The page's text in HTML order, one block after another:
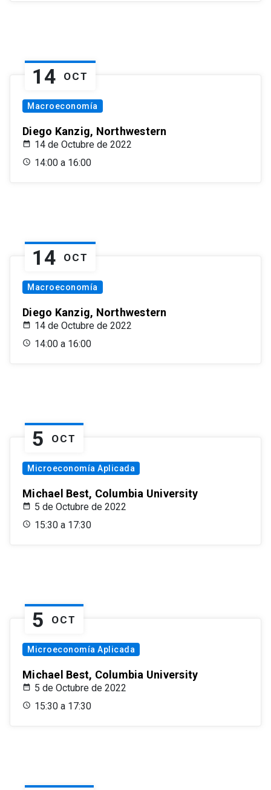
14 OCT
Macroeconomía
Diego Kanzig, Northwestern
14 de Octubre de 2022
14:00 a 16:00
14 OCT
Macroeconomía
Diego Kanzig, Northwestern
14 de Octubre de 2022
14:00 a 16:00
5 OCT
Microeconomía Aplicada
Michael Best, Columbia University
5 de Octubre de 2022
15:30 a 17:30
5 OCT
Microeconomía Aplicada
Michael Best, Columbia University
5 de Octubre de 2022
15:30 a 17:30